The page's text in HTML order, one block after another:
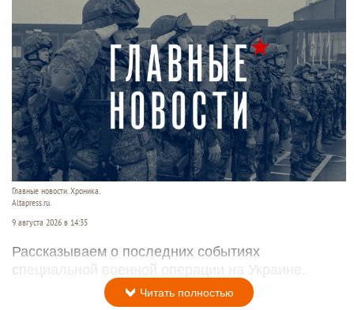
Главные новости. Хроника.
Altapress.ru.
9 августа 2026 в 14:35
Рассказываем о последних событиях
специальной военной операции на Украине.
Читать полностью